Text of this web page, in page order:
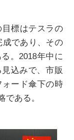
標はテスラの
成であり、その
。2018年中に
込みで、市販
ォード傘下の時
である。